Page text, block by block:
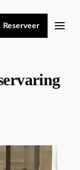
Reserveer